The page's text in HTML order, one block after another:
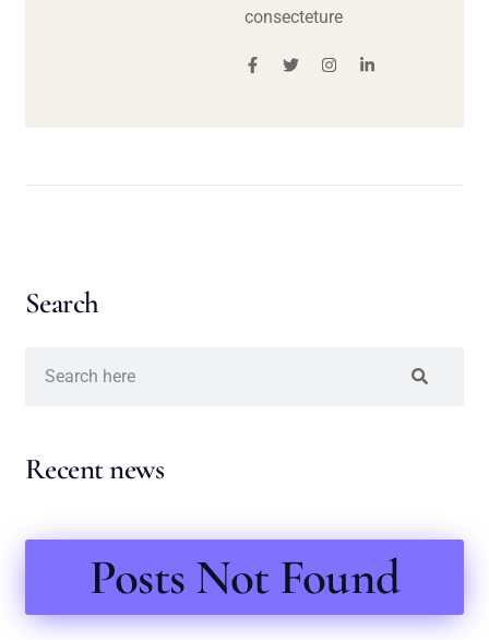
consecteture
Search
Recent news
Posts Not Found